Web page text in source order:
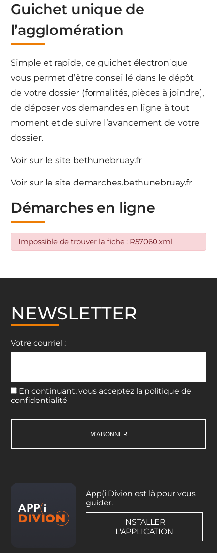
Guichet unique de
l’agglomération
Simple et rapide, ce guichet électronique
vous permet d’être conseillé dans le dépôt
de votre dossier (formalités, pièces à joindre),
de déposer vos demandes en ligne à tout
moment et de suivre l’avancement de votre
dossier.
Voir sur le site bethunebruay.fr
Voir sur le site demarches.bethunebruay.fr
Démarches en ligne
Impossible de trouver la fiche : R57060.xml
NEWSLETTER
Votre courriel :
En continuant, vous acceptez la politique de
confidentialité
App(i Divion est là pour vous
guider.
INSTALLER
L'APPLICATION